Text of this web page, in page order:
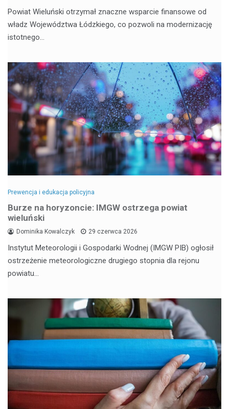
Powiat Wieluński otrzymał znaczne wsparcie finansowe od
władz Województwa Łódzkiego, co pozwoli na modernizację
istotnego…
Prewencja i edukacja policyjna
Burze na horyzoncie: IMGW ostrzega powiat
wieluński
Dominika Kowalczyk 29 czerwca 2026
Instytut Meteorologii i Gospodarki Wodnej (IMGW PIB) ogłosił
ostrzeżenie meteorologiczne drugiego stopnia dla rejonu
powiatu…